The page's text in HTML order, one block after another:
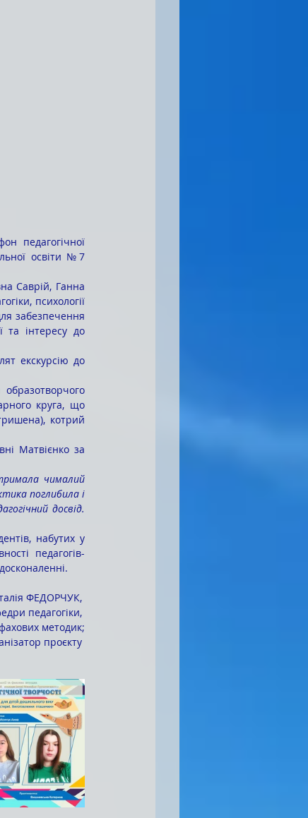
освіти №7
психології
забезпечення
та інтересу до
круга, що
котрий
чималий
поглибила і
досвід.
педагогів-
ФЕДОРЧУК,
педагогіки,
методик;
проєкту